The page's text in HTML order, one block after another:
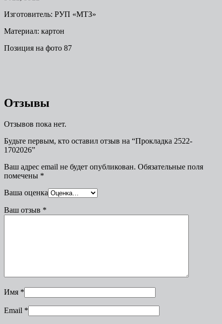
Изготовитель: РУП «МТЗ»
Материал: картон
Позиция на фото 87
Отзывы
Отзывов пока нет.
Будьте первым, кто оставил отзыв на “Прокладка 2522-
1702026”
Ваш адрес email не будет опубликован. Обязательные поля
помечены *
Ваша оценка
Ваш отзыв *
Имя *
Email *